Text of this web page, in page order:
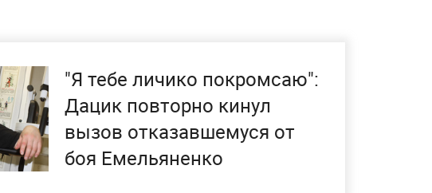
"Я тебе личико покромсаю":
Дацик повторно кинул
вызов отказавшемуся от
боя Емельяненко